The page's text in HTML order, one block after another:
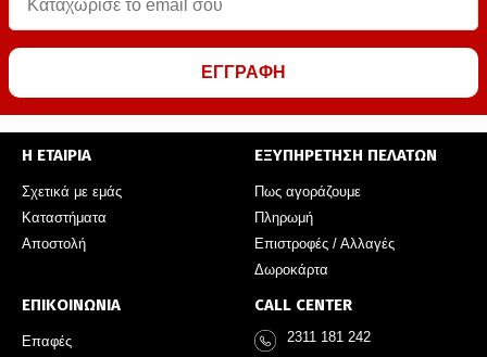
ΕΓΓΡΑΦΗ
Η ΕΤΑΙΡΙΑ
Σχετικά με εμάς
Καταστήματα
Αποστολή
ΕΞΥΠΗΡΕΤΗΣΗ ΠΕΛΑΤΩΝ
Πως αγοράζουμε
Πληρωμή
Επιστροφές / Αλλαγές
Δωροκάρτα
ΕΠΙΚΟΙΝΩΝΙΑ
Επαφές
CALL CENTER
2311 181 242